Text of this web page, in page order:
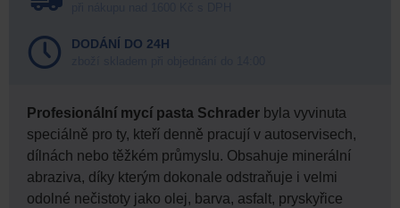
DODÁNÍ DO 24H
Profesionální mycí pasta Schrader byla vyvinuta
speciálně pro ty, kteří denně pracují v autoservisech,
dílnách nebo těžkém průmyslu. Obsahuje minerální
abraziva, díky kterým dokonale odstraňuje i velmi
odolné nečistoty jako olej, barva, asfalt, pryskyřice